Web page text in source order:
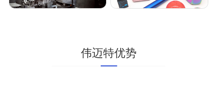
伟迈特优势